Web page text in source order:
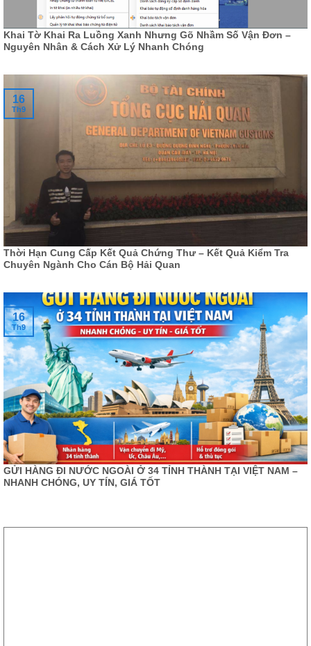
Khai Tờ Khai Ra Luồng Xanh Nhưng Gõ Nhầm Số Vận Đơn –
Nguyên Nhân & Cách Xử Lý Nhanh Chóng
Thời Hạn Cung Cấp Kết Quả Chứng Thư – Kết Quả Kiểm Tra
Chuyên Ngành Cho Cán Bộ Hải Quan
16
Th9
GỬI HÀNG ĐI NƯỚC NGOÀI Ở 34 TỈNH THÀNH TẠI VIỆT NAM –
NHANH CHÓNG, UY TÍN, GIÁ TỐT
16
Th9